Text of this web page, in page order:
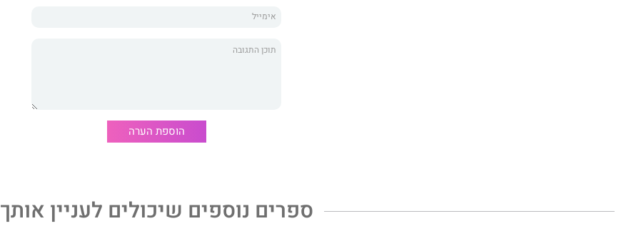
מספיק כדי להבין מהו קשר אמיתי בין גבר לאישה. כשהיא לא מתיימרת לכתוב,
היא קוראת. בכל זמן אחר, אפשר למצוא אותה שורפת מאכלים במטבח או מתבדחת
״מלכת הסלואו ברן עושה זאת שוב!״ | ״אמוציונלי, שובר לב, אבל כה מתוק!״ | ״הספר
הוספת הערה
ספרים נוספים שיכולים לעניין אותך